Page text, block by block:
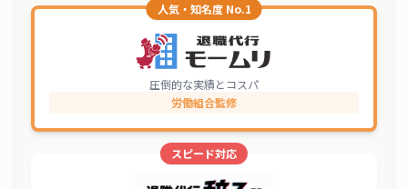
人気・知名度 No.1
圧倒的な実績とコスパ
労働組合監修
スピード対応